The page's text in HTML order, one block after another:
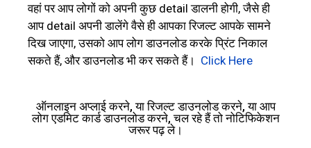
वहां पर आप लोगों को अपनी कुछ detail डालनी होगी, जैसे ही
आप detail अपनी डालेंगे वैसे ही आपका रिजल्ट आपके सामने
दिख जाएगा, उसको आप लोग डाउनलोड करके प्रिंट निकाल
सकते हैं, और डाउनलोड भी कर सकते हैं। Click Here
ऑनलाइन अप्लाई करने, या रिजल्ट डाउनलोड करने, या आप
लोग एडमिट कार्ड डाउनलोड करने, चल रहे हैं तो नोटिफिकेशन
जरूर पढ़ ले।